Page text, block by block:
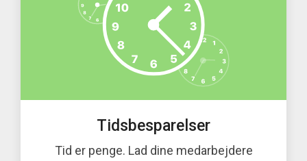
Tidsbesparelser
Tid er penge. Lad dine medarbejdere